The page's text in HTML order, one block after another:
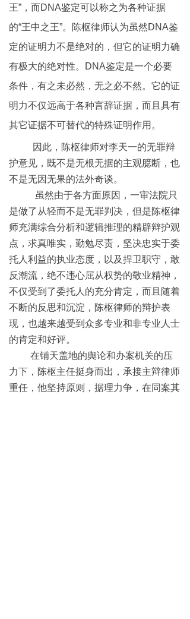
王”，而DNA鉴定可以称之为各种证据
的“王中之王”。陈枢律师认为虽然DNA鉴
定的证明力不是绝对的，但它的证明力确
有极大的绝对性。DNA鉴定是一个必要
条件，有之未必然，无之必不然。它的证
明力不仅远高于各种言辞证据，而且具有
其它证据不可替代的特殊证明作用。
因此，陈枢律师对李天一的无罪辩
护意见，既不是无根无据的主观臆断，也
不是无因无果的法外奇谈。
虽然由于各方面原因，一审法院只
是做了从轻而不是无罪判决，但是陈枢律
师充满综合分析和逻辑推理的精辟辩护观
点，求真唯实，勤勉尽责，坚决忠实于委
托人利益的执业态度，以及捍卫职守，敢
反潮流，绝不违心屈从权势的敬业精神，
不仅受到了委托人的充分肯定，而且随着
不断的反思和沉淀，陈枢律师的辩护表
现，也越来越受到众多专业和非专业人士
的肯定和好评。
在铺天盖地的舆论和办案机关的压
力下，陈枢主任挺身而出，承接主辩律师
重任，他坚持原则，据理力争，在同案其